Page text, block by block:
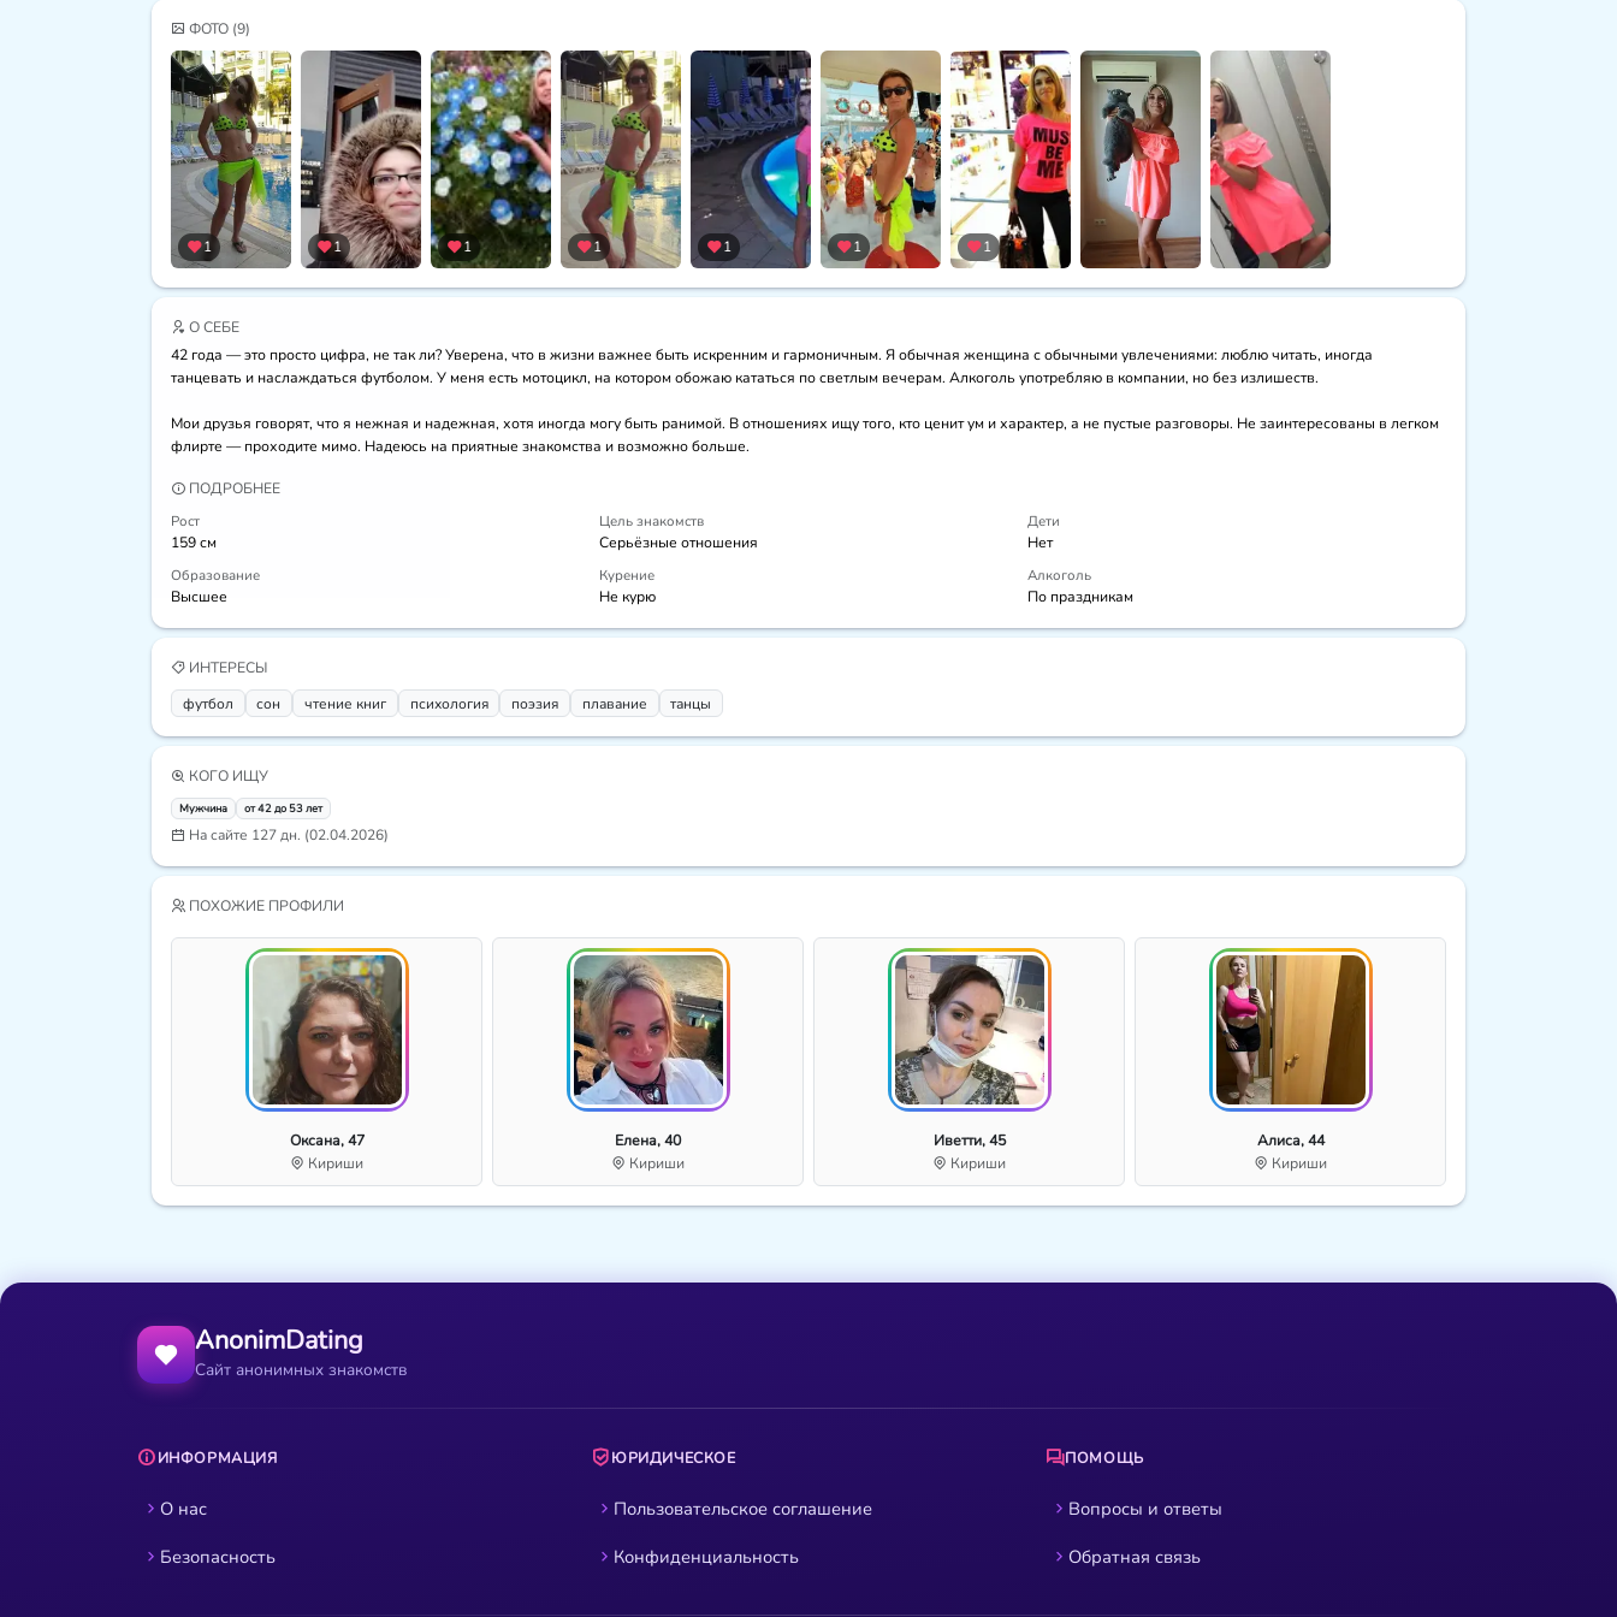
ФОТО (9)
1 1 1 1 1 1 1
О СЕБЕ
42 года — это просто цифра, не так ли? Уверена, что в жизни важнее быть искренним и гармоничным. Я обычная женщина с обычными увлечениями: люблю читать, иногда
танцевать и наслаждаться футболом. У меня есть мотоцикл, на котором обожаю кататься по светлым вечерам. Алкоголь употребляю в компании, но без излишеств.
Мои друзья говорят, что я нежная и надежная, хотя иногда могу быть ранимой. В отношениях ищу того, кто ценит ум и характер, а не пустые разговоры. Не заинтересованы в легком
флирте — проходите мимо. Надеюсь на приятные знакомства и возможно больше.
ПОДРОБНЕЕ
Рост
159 см
Цель знакомств
Серьёзные отношения
Дети
Нет
Образование
Высшее
Курение
Не курю
Алкоголь
По праздникам
ИНТЕРЕСЫ
футбол
сон чтение книг психология поэзия плавание танцы
КОГО ИЩУ
Мужчина от 42 до 53 лет
На сайте 127 дн. (02.04.2026)
ПОХОЖИЕ ПРОФИЛИ
Оксана, 47
Кириши
Елена, 40
Кириши
Иветти, 45
Кириши
Алиса, 44
Кириши
AnonimDating
Сайт анонимных знакомств
ИНФОРМАЦИЯ
О нас
Безопасность
ЮРИДИЧЕСКОЕ
Пользовательское соглашение
Конфиденциальность
ПОМОЩЬ
Вопросы и ответы
Обратная связь